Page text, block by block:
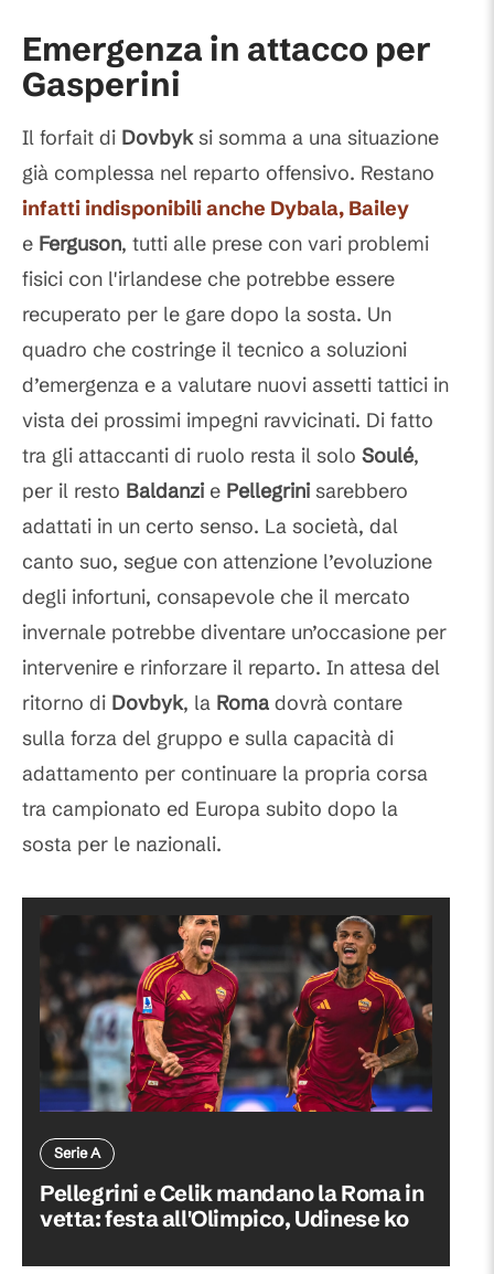
Emergenza in attacco per
Gasperini
Il forfait di Dovbyksi somma a una situazione
già complessa nel reparto offensivo. Restano
infatti indisponibili anche Dybala, Bailey
e Ferguson, tutti alle prese con vari problemi
fisici con l'irlandese che potrebbe essere
recuperato per le gare dopo la sosta. Un
quadro che costringe il tecnico a soluzioni
d’emergenza e a valutare nuovi assetti tattici in
vista dei prossimi impegni ravvicinati. Di fatto
tra gli attaccanti di ruolo resta il solo Soulé,
per il resto Baldanzi e Pellegrini sarebbero
adattati in un certo senso. La società, dal
canto suo, segue con attenzione l’evoluzione
degli infortuni, consapevole che il mercato
invernale potrebbe diventare un’occasione per
intervenire e rinforzare il reparto. In attesa del
ritorno di Dovbyk, la Roma dovrà contare
sulla forza del gruppo e sulla capacità di
adattamento per continuare la propria corsa
tra campionato ed Europa subito dopo la
sosta per le nazionali.
Serie A
Pellegrini e Celik mandano la Roma in
vetta: festa all'Olimpico, Udinese ko